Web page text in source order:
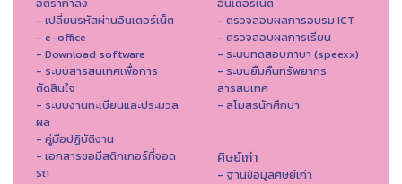
- เปลี่ยนรหัสผ่านอินเตอร์เน็ต
- e-office
- Download software
- ระบบสารสนเทศเพื่อการ
ตัดสินใจ
- ระบบงานทะเบียนและประมวล
ผล
- คู่มือปฏิบัติงาน
- เอกสารขอมีสติกเกอร์ที่จอด
รถ
- ตรวจสอบผลการอบรม ICT
- ตรวจสอบผลการเรียน
- ระบบทดสอบภาษา (speexx)
- ระบบยืมคืนทรัพยากร
สารสนเทศ
- สโมสรนักศึกษา
ศิษย์เก่า
- ฐานข้อมูลศิษย์เก่า